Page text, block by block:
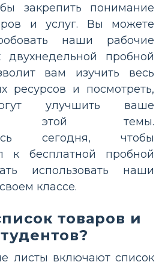
закрепить понимание
и услуг. Вы можете
наши рабочие
пробной
вам изучить весь
ресурсов и посмотреть,
улучшить ваше
этой темы.
сегодня, чтобы
к бесплатной пробной
использовать наши
классе.
товаров и
листы включают список